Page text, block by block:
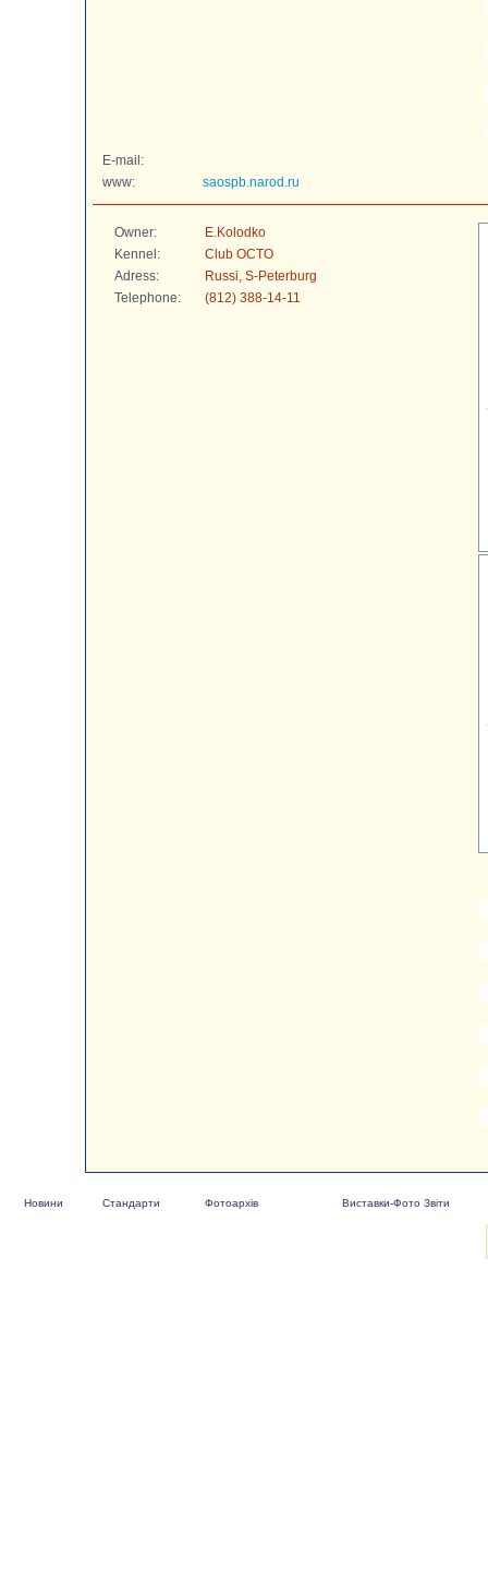
E-mail:
www:
saospb.narod.ru
Owner:
E.Kolodko
Kennel:
Club OCTO
Adress:
Russi, S-Peterburg
Telephone:
(812) 388-14-11
Новини Стандарти Фотоархів Виставки-Фото Звіти